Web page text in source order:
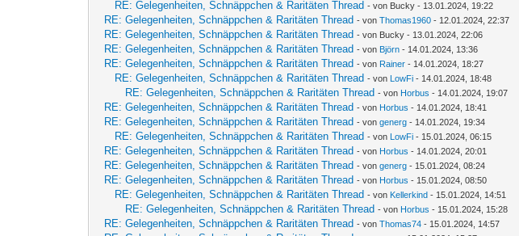
RE: Gelegenheiten, Schnäppchen & Raritäten Thread - von Bucky - 13.01.2024, 19:22
RE: Gelegenheiten, Schnäppchen & Raritäten Thread - vonThomas1960 - 12.01.2024, 22:37
RE: Gelegenheiten, Schnäppchen & Raritäten Thread - von Bucky - 13.01.2024, 22:06
RE: Gelegenheiten, Schnäppchen & Raritäten Thread - von Björn - 14.01.2024, 13:36
RE: Gelegenheiten, Schnäppchen & Raritäten Thread - von Rainer - 14.01.2024, 18:27
RE: Gelegenheiten, Schnäppchen & Raritäten Thread - von LowFi - 14.01.2024, 18:48
RE: Gelegenheiten, Schnäppchen & Raritäten Thread - von Horbus - 14.01.2024, 19:07
RE: Gelegenheiten, Schnäppchen & Raritäten Thread - von Horbus - 14.01.2024, 18:41
RE: Gelegenheiten, Schnäppchen & Raritäten Thread - vongenerg - 14.01.2024, 19:34
RE: Gelegenheiten, Schnäppchen & Raritäten Thread - von LowFi - 15.01.2024, 06:15
RE: Gelegenheiten, Schnäppchen & Raritäten Thread - von Horbus - 14.01.2024, 20:01
RE: Gelegenheiten, Schnäppchen & Raritäten Thread - vongenerg - 15.01.2024, 08:24
RE: Gelegenheiten, Schnäppchen & Raritäten Thread - von Horbus - 15.01.2024, 08:50
RE: Gelegenheiten, Schnäppchen & Raritäten Thread - von Kellerkind - 15.01.2024, 14:51
RE: Gelegenheiten, Schnäppchen & Raritäten Thread - von Horbus - 15.01.2024, 15:28
RE: Gelegenheiten, Schnäppchen & Raritäten Thread - vonThomas74 - 15.01.2024, 14:57